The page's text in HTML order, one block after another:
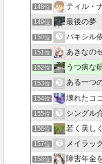
148位 ティル・
149位 最後の夢
150位 パキシル
151位 あきなの
152位 うつ病な
153位 ある一つ
154位 壊れたコ
155位 シングル
156位 若く美し
157位 メイラッ
158位 障害年金